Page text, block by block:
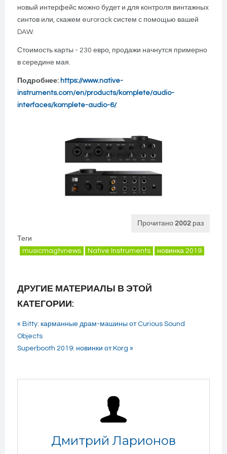
новый интерфейс можно будет и для контроля винтажных
синтов или, скажем eurorack систем с помощью вашей
DAW.
Стоимость карты - 230 евро, продажи начнутся примерно
в середине мая.
Подробнее: https://www.native-
instruments.com/en/products/komplete/audio-
interfaces/komplete-audio-6/
Прочитано 2002 раз
Теги
musicmagtvnews
Native Instruments новинка 2019
ДРУГИЕ МАТЕРИАЛЫ В ЭТОЙ
КАТЕГОРИИ:
« Bitty: карманные драм-машины от Curious Sound
Objects
Superbooth 2019: новинки от Korg »
Дмитрий Ларионов